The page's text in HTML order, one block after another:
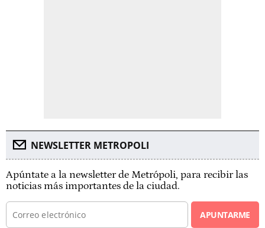
NEWSLETTER METROPOLI
Apúntate a la newsletter de Metrópoli, para recibir las
noticias más importantes de la ciudad.
APUNTARME